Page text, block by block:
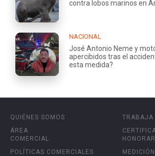
contra lobos marinos en
NACIONAL
José Antonio Neme y
apercibidos tras el
esta medida?
QUIÉNES SOMOS
ÁREA
COMERCIAL
POLÍTICAS COMERCIALES
TRABAJA